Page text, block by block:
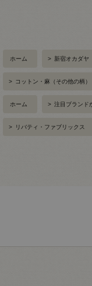
ホーム > 新宿オカダヤ
> コットン・麻（その他の柄）
ホーム > 注目ブランド
> リバティ・ファブリックス